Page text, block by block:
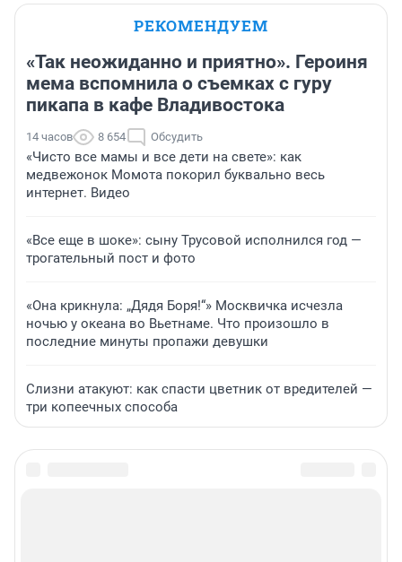
РЕКОМЕНДУЕМ
«Так неожиданно и приятно». Героиня
мема вспомнила о съемках с гуру
пикапа в кафе Владивостока
14 часов 8 654 Обсудить
«Чисто все мамы и все дети на свете»: как
медвежонок Момота покорил буквально весь
интернет. Видео
«Все еще в шоке»: сыну Трусовой исполнился год —
трогательный пост и фото
«Она крикнула: „Дядя Боря!“» Москвичка исчезла
ночью у океана во Вьетнаме. Что произошло в
последние минуты пропажи девушки
Слизни атакуют: как спасти цветник от вредителей —
три копеечных способа